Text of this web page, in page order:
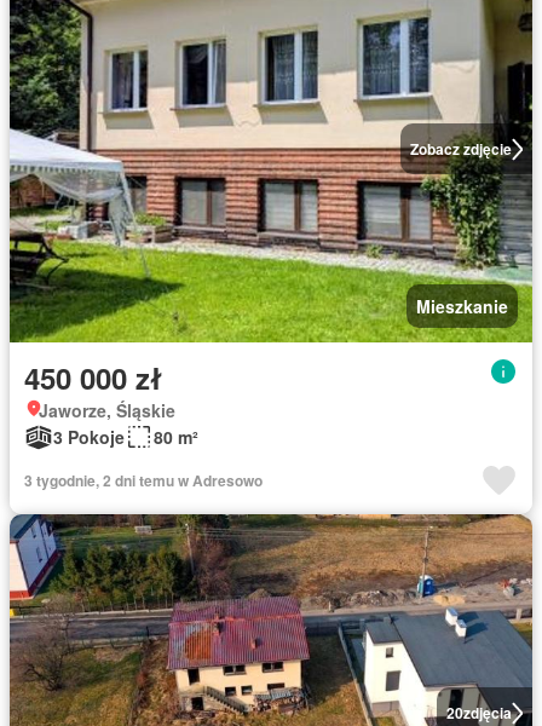
Zobacz zdjęcie
Mieszkanie
450 000 zł
Jaworze, Śląskie
3 Pokoje
80 m²
3 tygodnie, 2 dni temu w Adresowo
20zdjęcia